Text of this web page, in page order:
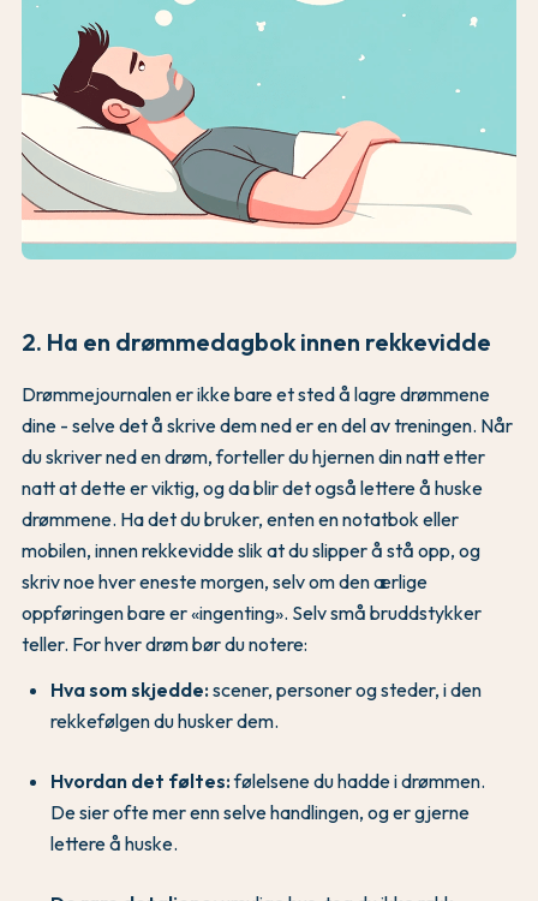
2. Ha en drømmedagbok innen rekkevidde
Drømmejournalen er ikke bare et sted å lagre drømmene
dine - selve det å skrive dem ned er en del av treningen. Når
du skriver ned en drøm, forteller du hjernen din natt etter
natt at dette er viktig, og da blir det også lettere å huske
drømmene. Ha det du bruker, enten en notatbok eller
mobilen, innen rekkevidde slik at du slipper å stå opp, og
skriv noe hver eneste morgen, selv om den ærlige
oppføringen bare er «ingenting». Selv små bruddstykker
teller. For hver drøm bør du notere:
Hva som skjedde:scener, personer og steder, i den
rekkefølgen du husker dem.
Hvordan det føltes:følelsene du hadde i drømmen.
De sier ofte mer enn selve handlingen, og er gjerne
lettere å huske.